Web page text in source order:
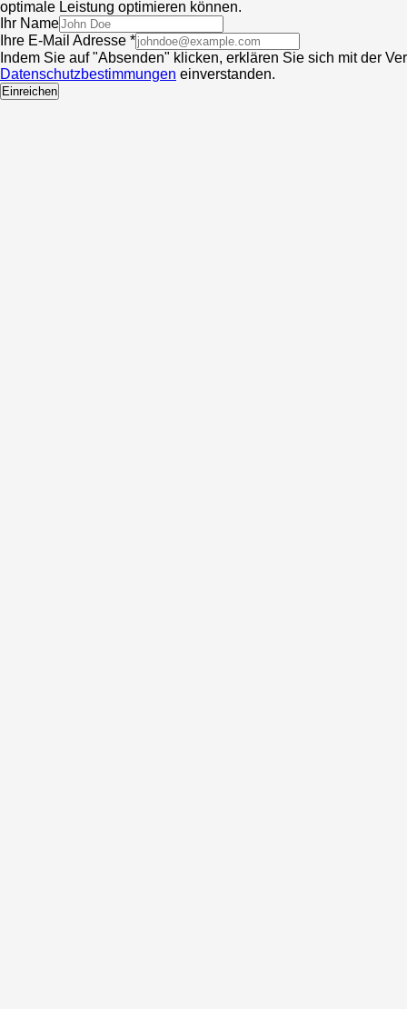
optimale Leistung optimieren können.
Ihr Name
Ihre E-Mail Adresse *
Indem Sie auf "Absenden" klicken, erklären Sie sich mit der
Datenschutzbestimmungen einverstanden.